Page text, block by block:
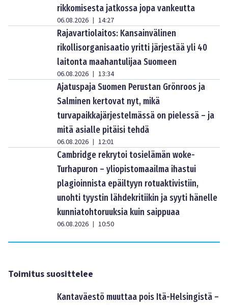
rikkomisesta jatkossa jopa vankeutta
06.08.2026 | 14:27
Rajavartiolaitos: Kansainvälinen
rikollisorganisaatio yritti järjestää yli 40
laitonta maahantulijaa Suomeen
06.08.2026 | 13:34
Ajatuspaja Suomen Perustan Grönroos ja
Salminen kertovat nyt, mikä
turvapaikkajärjestelmässä on pielessä – ja
mitä asialle pitäisi tehdä
06.08.2026 | 12:01
Cambridge rekrytoi tosielämän woke-
Turhapuron – yliopistomaailma ihastui
plagioinnista epäiltyyn rotuaktivistiin,
unohti tyystin lähdekritiikin ja syyti hänelle
kunniatohtoruuksia kuin saippuaa
06.08.2026 | 10:50
Toimitus suosittelee
Kantaväestö muuttaa pois Itä-Helsingistä –